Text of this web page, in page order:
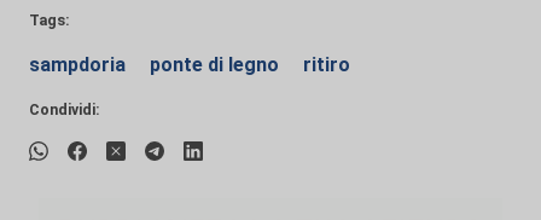
Tags:
sampdoria ponte di legno ritiro
Condividi: